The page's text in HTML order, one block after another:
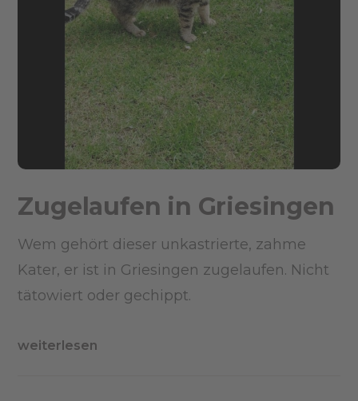
Zugelaufen in Griesingen
Wem gehört dieser unkastrierte, zahme
Kater, er ist in Griesingen zugelaufen. Nicht
tätowiert oder gechippt.
weiterlesen